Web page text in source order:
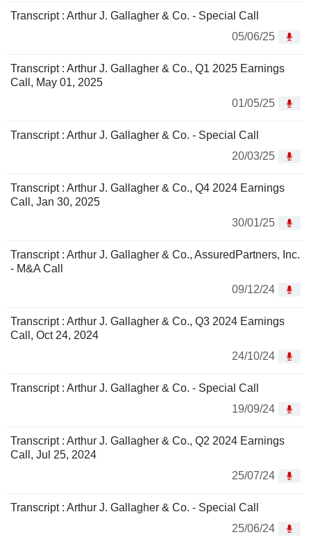
Transcript : Arthur J. Gallagher & Co. - Special Call
05/06/25
Transcript : Arthur J. Gallagher & Co., Q1 2025 Earnings
Call, May 01, 2025
01/05/25
Transcript : Arthur J. Gallagher & Co. - Special Call
20/03/25
Transcript : Arthur J. Gallagher & Co., Q4 2024 Earnings
Call, Jan 30, 2025
30/01/25
Transcript : Arthur J. Gallagher & Co., AssuredPartners, Inc.
- M&A Call
09/12/24
Transcript : Arthur J. Gallagher & Co., Q3 2024 Earnings
Call, Oct 24, 2024
24/10/24
Transcript : Arthur J. Gallagher & Co. - Special Call
19/09/24
Transcript : Arthur J. Gallagher & Co., Q2 2024 Earnings
Call, Jul 25, 2024
25/07/24
Transcript : Arthur J. Gallagher & Co. - Special Call
25/06/24